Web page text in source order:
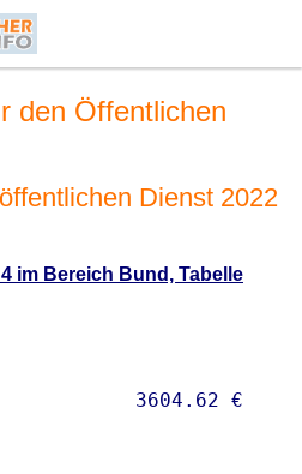
den Öffentlichen
Dienst 2022
im Bereich Bund, Tabelle